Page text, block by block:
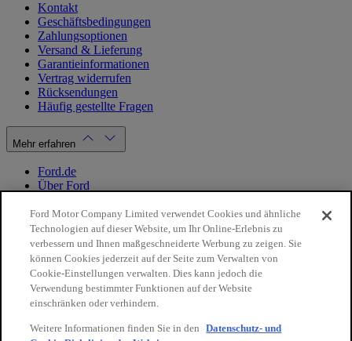
Kontakt
Geschäftsbedingungen
Zahlungsoptionen
Versand & Lieferung
Garantieinformationen
Vertrag widerrufen
Rücksendungen
Häufig gestellte Fragen
Mehr erfahren
Ford.de
Über Ford
Datenschutzbestimmungen
Impressum
Mein Konto
Login / Registrierung
Meine Bestellungen
Ford Motor Company Limited verwendet Cookies und ähnliche
Technologien auf dieser Website, um Ihr Online-Erlebnis zu
verbessern und Ihnen maßgeschneiderte Werbung zu zeigen. Sie
können Cookies jederzeit auf der Seite zum Verwalten von
Cookie-Einstellungen verwalten. Dies kann jedoch die
Verwendung bestimmter Funktionen auf der Website
einschränken oder verhindern.
Weitere Informationen finden Sie in den
Datenschutz- und